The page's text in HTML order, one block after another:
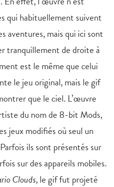
qui habituellement suivent
aventures, mais qui ici sont
tranquillement de droite à
est le même que celui
le jeu original, mais le gif
que le ciel. L’œuvre
du nom de 8-bit Mods,
jeux modifiés où seul un
ils sont présentés sur
sur des appareils mobiles.
Clouds, le gif fut projeté